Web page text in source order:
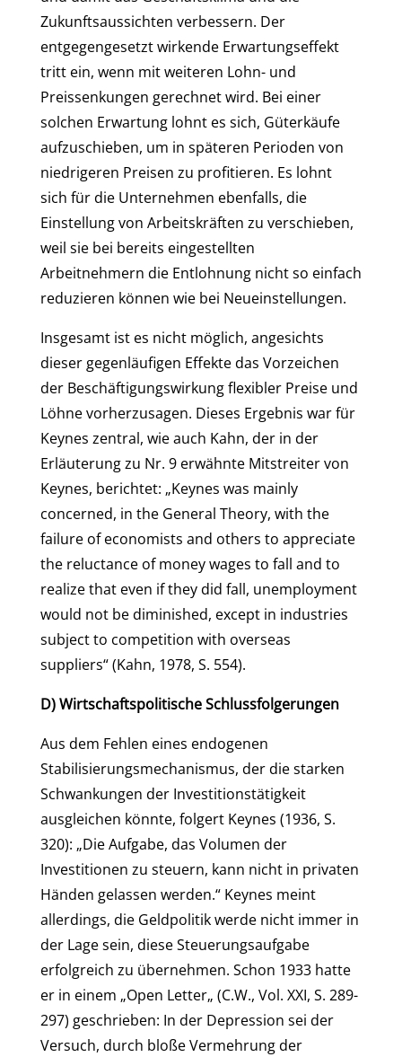
Zukunftsaussichten verbessern. Der
entgegengesetzt wirkende Erwartungseffekt
tritt ein, wenn mit weiteren Lohn- und
Preissenkungen gerechnet wird. Bei einer
solchen Erwartung lohnt es sich, Güterkäufe
aufzuschieben, um in späteren Perioden von
niedrigeren Preisen zu profitieren. Es lohnt
sich für die Unternehmen ebenfalls, die
Einstellung von Arbeitskräften zu verschieben,
weil sie bei bereits eingestellten
Arbeitnehmern die Entlohnung nicht so einfach
reduzieren können wie bei Neueinstellungen.
Insgesamt ist es nicht möglich, angesichts
dieser gegenläufigen Effekte das Vorzeichen
der Beschäftigungswirkung flexibler Preise und
Löhne vorherzusagen. Dieses Ergebnis war für
Keynes zentral, wie auch Kahn, der in der
Erläuterung zu Nr. 9 erwähnte Mitstreiter von
Keynes, berichtet: „Keynes was mainly
concerned, in the General Theory, with the
failure of economists and others to appreciate
the reluctance of money wages to fall and to
realize that even if they did fall, unemployment
would not be diminished, except in industries
subject to competition with overseas
suppliers“ (Kahn, 1978, S. 554).
D) Wirtschaftspolitische Schlussfolgerungen
Aus dem Fehlen eines endogenen
Stabilisierungsmechanismus, der die starken
Schwankungen der Investitionstätigkeit
ausgleichen könnte, folgert Keynes (1936, S.
320): „Die Aufgabe, das Volumen der
Investitionen zu steuern, kann nicht in privaten
Händen gelassen werden.“ Keynes meint
allerdings, die Geldpolitik werde nicht immer in
der Lage sein, diese Steuerungsaufgabe
erfolgreich zu übernehmen. Schon 1933 hatte
er in einem „Open Letter„ (C.W., Vol. XXI, S. 289-
297) geschrieben: In der Depression sei der
Versuch, durch bloße Vermehrung der